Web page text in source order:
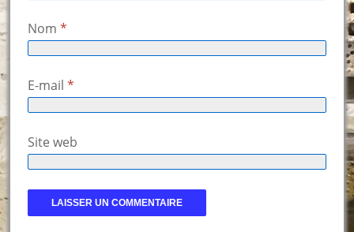
Nom *
E-mail *
Site web